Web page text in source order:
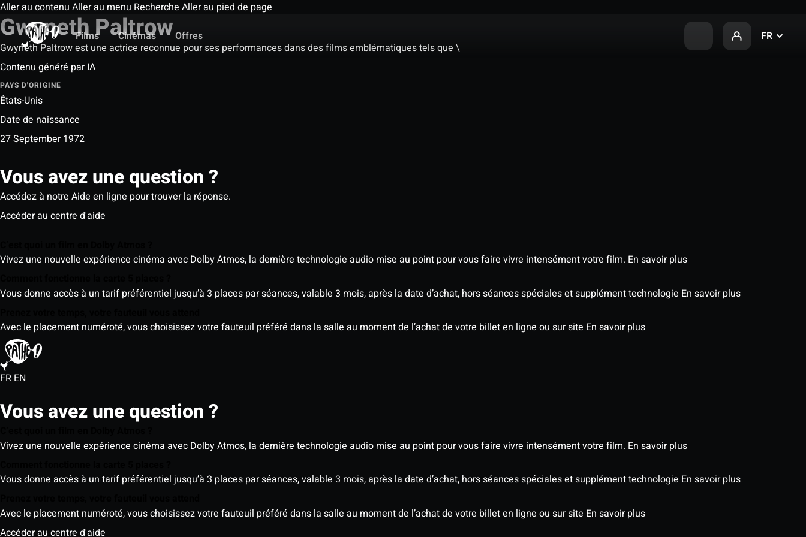
Aller au contenu Aller au menu Recherche Aller au pied de page
Films
Cinémas Offres FR
Gwyneth Paltrow
Gwyneth Paltrow est une actrice reconnue pour ses performances dans des films emblématiques tels que \
Contenu généré par IA
PAYS D'ORIGINE
États-Unis
Date de naissance
27 September 1972
Vous avez une question ?
Accédez à notre Aide en ligne pour trouver la réponse.
Accéder au centre d'aide
Vivez une nouvelle expérience cinéma avec Dolby Atmos, la dernière technologie audio mise au point pour vous faire vivre intensément votre film. En savoir plus
Vous donne accès à un tarif préférentiel jusqu’à 3 places par séances, valable 3 mois, après la date d’achat, hors séances spéciales et supplément technologie En savoir plus
Avec le placement numéroté, vous choisissez votre fauteuil préféré dans la salle au moment de l’achat de votre billet en ligne ou sur site En savoir plus
FR EN
Vous avez une question ?
Vivez une nouvelle expérience cinéma avec Dolby Atmos, la dernière technologie audio mise au point pour vous faire vivre intensément votre film. En savoir plus
Vous donne accès à un tarif préférentiel jusqu’à 3 places par séances, valable 3 mois, après la date d’achat, hors séances spéciales et supplément technologie En savoir plus
Avec le placement numéroté, vous choisissez votre fauteuil préféré dans la salle au moment de l’achat de votre billet en ligne ou sur site En savoir plus
Accéder au centre d'aide